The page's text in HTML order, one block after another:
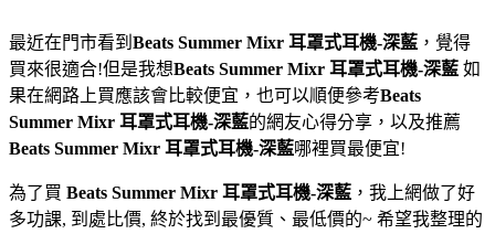
最近在門市看到 Beats Summer Mixr 耳罩式耳機-深藍 ，覺得
買來很適合!但是我想Beats Summer Mixr 耳罩式耳機-深藍 如
果在網路上買應該會比較便宜，也可以順便參考Beats
Summer Mixr 耳罩式耳機-深藍的網友心得分享，以及推薦
Beats Summer Mixr 耳罩式耳機-深藍哪裡買最便宜!
為了買 Beats Summer Mixr 耳罩式耳機-深藍 ，我上網做了好
多功課, 到處比價, 終於找到最優質、最低價的~ 希望我整理的